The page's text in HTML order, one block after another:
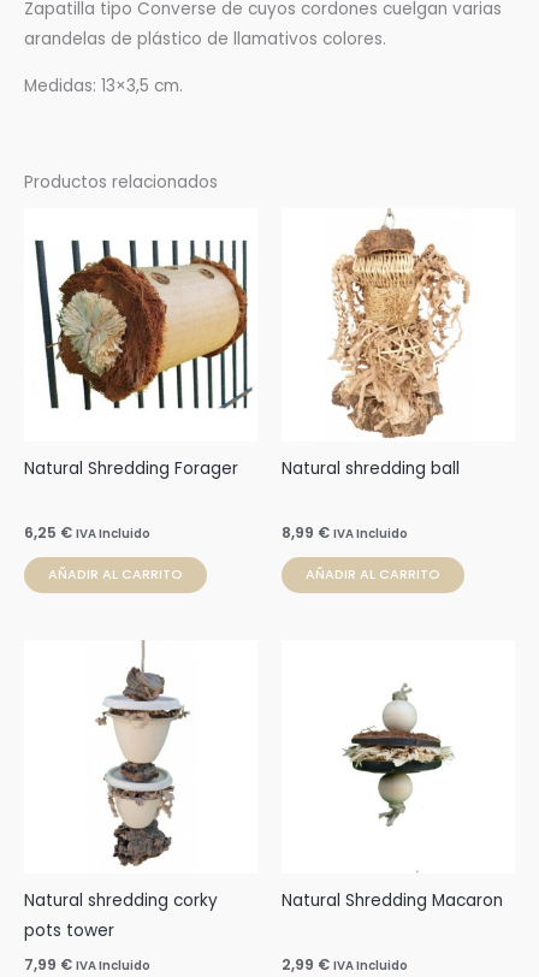
Zapatilla tipo Converse de cuyos cordones cuelgan varias
arandelas de plástico de llamativos colores.
Medidas: 13×3,5 cm.
Productos relacionados
Natural Shredding Forager
6,25 € IVA Incluido
AÑADIR AL CARRITO
Natural shredding ball
8,99 € IVA Incluido
AÑADIR AL CARRITO
Natural shredding corky
pots tower
7,99 € IVA Incluido
Natural Shredding Macaron
2,99 € IVA Incluido